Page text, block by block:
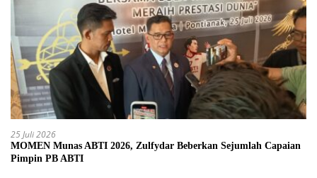
25 Juli 2026
MOMEN Munas ABTI 2026, Zulfydar Beberkan Sejumlah Capaian
Pimpin PB ABTI